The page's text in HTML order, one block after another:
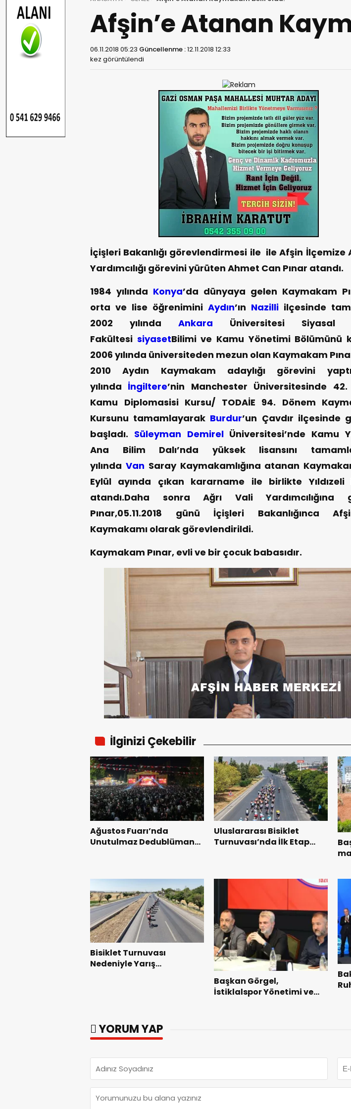
Afşin’e Atanan
06.11.2018 05:23 Güncellenme :12.11.2018 12:33
kez görüntülendi
İçişleri Bakanlığı görevlendirmesi ile ile Afşin İlçemize
Yardımcılığı görevini yürüten Ahmet Can Pınar atandı.
1984 yılında Konya’da dünyaya gelen Kaymakam
orta ve lise öğrenimini Aydın’ın Nazilli ilçesinde
2002 yılında Ankara Üniversitesi Siyasal
Fakültesi siyasetBilimi ve Kamu Yönetimi Bölümünü
2006 yılında üniversiteden mezun olan Kaymakam
2010 Aydın Kaymakam adaylığı görevini
yılında İngiltere’nin Manchester Üniversitesinde 42.
Kamu Diplomasisi Kursu/ TODAİE 94. Dönem
Kursunu tamamlayarak Burdur’un Çavdır ilçesinde
başladı. Süleyman DemirelÜniversitesi’nde Kamu
Ana Bilim Dalı’nda yüksek lisansını
yılında Van Saray Kaymakamlığına atanan
Eylül ayında çıkan kararname ile birlikte Yıldızeli
atandı.Daha sonra Ağrı Vali Yardımcılığına
Pınar,05.11.2018 günü İçişleri Bakanlığınca
Kaymakamı olarak görevlendirildi.
Kaymakam Pınar, evli ve bir çocuk babasıdır.
İlginizi Çekebilir
Ağustos Fuarı’nda
Unutulmaz Dedublüman
Uluslararası Bisiklet
Turnuvası’nda İlk Etap
Bisiklet Turnuvası
Nedeniyle Yarış
Başkan Görgel,
İstiklalspor Yönetimi ve
YORUM YAP